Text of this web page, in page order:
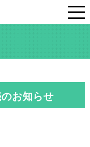
お知らせ